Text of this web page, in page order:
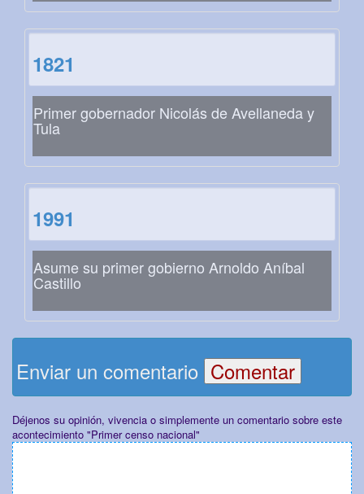
1821
Primer gobernador Nicolás de Avellaneda y
Tula
1991
Asume su primer gobierno Arnoldo Aníbal
Castillo
Enviar un comentario
Déjenos su opinión, vivencia o simplemente un comentario sobre este
acontecimiento "Primer censo nacional"